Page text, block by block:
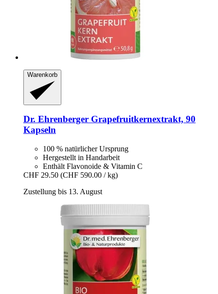
Warenkorb
Dr. Ehrenberger Grapefruitkernextrakt, 90
Kapseln
100 % natürlicher Ursprung
Hergestellt in Handarbeit
Enthält Flavonoide & Vitamin C
CHF 29.50 (CHF 590.00 / kg)
Zustellung bis 13. August